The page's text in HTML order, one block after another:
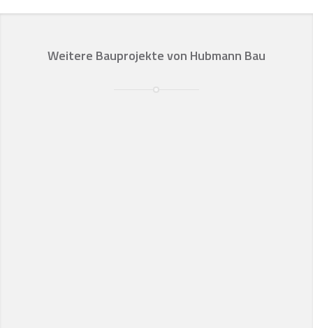
Weitere Bauprojekte von Hubmann Bau